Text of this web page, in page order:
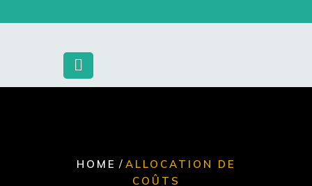
to
HOME / ALLOCATION DE
COÛTS